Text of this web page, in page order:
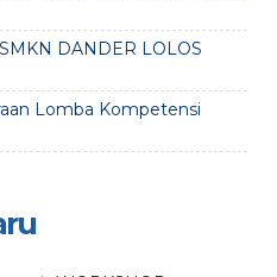
DANDER LOLOS
Lomba Kompetensi